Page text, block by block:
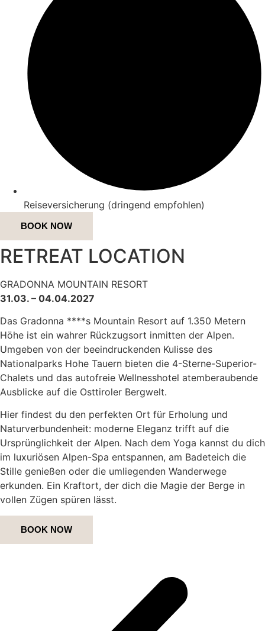
Reiseversicherung (dringend empfohlen)
BOOK NOW
RETREAT LOCATION
GRADONNA MOUNTAIN RESORT
31.03. – 04.04.2027
Das Gradonna ****s Mountain Resort auf 1.350 Metern
Höhe ist ein wahrer Rückzugsort inmitten der Alpen.
Umgeben von der beeindruckenden Kulisse des
Nationalparks Hohe Tauern bieten die 4-Sterne-Superior-
Chalets und das autofreie Wellnesshotel atemberaubende
Ausblicke auf die Osttiroler Bergwelt.
Hier findest du den perfekten Ort für Erholung und
Naturverbundenheit: moderne Eleganz trifft auf die
Ursprünglichkeit der Alpen. Nach dem Yoga kannst du dich
im luxuriösen Alpen-Spa entspannen, am Badeteich die
Stille genießen oder die umliegenden Wanderwege
erkunden. Ein Kraftort, der dich die Magie der Berge in
vollen Zügen spüren lässt.
BOOK NOW